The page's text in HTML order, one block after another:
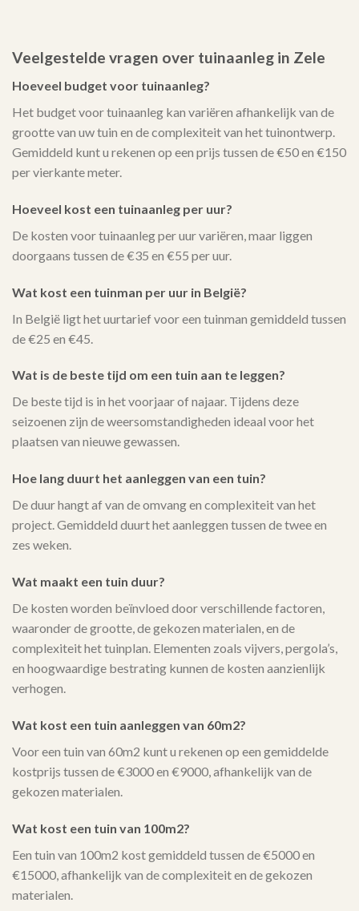
Veelgestelde vragen over tuinaanleg in Zele
Hoeveel budget voor tuinaanleg?
Het budget voor tuinaanleg kan variëren afhankelijk van de
grootte van uw tuin en de complexiteit van het tuinontwerp.
Gemiddeld kunt u rekenen op een prijs tussen de €50 en €150
per vierkante meter.
Hoeveel kost een tuinaanleg per uur?
De kosten voor tuinaanleg per uur variëren, maar liggen
doorgaans tussen de €35 en €55 per uur.
Wat kost een tuinman per uur in België?
In België ligt het uurtarief voor een tuinman gemiddeld tussen
de €25 en €45.
Wat is de beste tijd om een tuin aan te leggen?
De beste tijd is in het voorjaar of najaar. Tijdens deze
seizoenen zijn de weersomstandigheden ideaal voor het
plaatsen van nieuwe gewassen.
Hoe lang duurt het aanleggen van een tuin?
De duur hangt af van de omvang en complexiteit van het
project. Gemiddeld duurt het aanleggen tussen de twee en
zes weken.
Wat maakt een tuin duur?
De kosten worden beïnvloed door verschillende factoren,
waaronder de grootte, de gekozen materialen, en de
complexiteit het tuinplan. Elementen zoals vijvers, pergola’s,
en hoogwaardige bestrating kunnen de kosten aanzienlijk
verhogen.
Wat kost een tuin aanleggen van 60m2?
Voor een tuin van 60m2 kunt u rekenen op een gemiddelde
kostprijs tussen de €3000 en €9000, afhankelijk van de
gekozen materialen.
Wat kost een tuin van 100m2?
Een tuin van 100m2 kost gemiddeld tussen de €5000 en
€15000, afhankelijk van de complexiteit en de gekozen
materialen.